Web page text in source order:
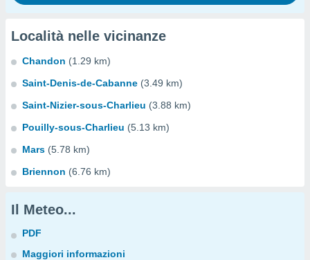
Località nelle vicinanze
Chandon (1.29 km)
Saint-Denis-de-Cabanne (3.49 km)
Saint-Nizier-sous-Charlieu (3.88 km)
Pouilly-sous-Charlieu (5.13 km)
Mars (5.78 km)
Briennon (6.76 km)
Il Meteo...
PDF
Maggiori informazioni